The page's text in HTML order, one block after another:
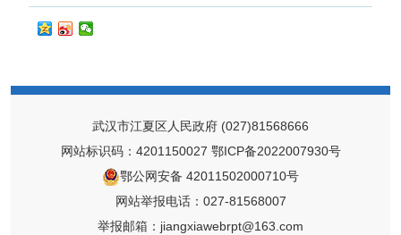
武汉市江夏区人民政府 (027)81568666
网站标识码：4201150027 鄂ICP备2022007930号
鄂公网安备 42011502000710号
网站举报电话：027-81568007
举报邮箱：jiangxiawebrpt@163.com